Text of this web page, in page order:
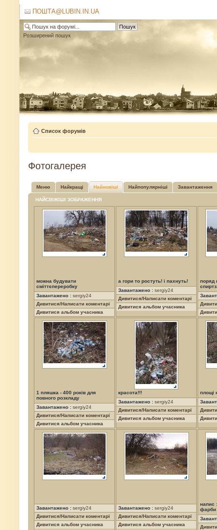
ПОШТА@LUBIN.IN.UA
Розширений пошук
Список форумів
Фотогалерея
Меню Найкращі Найновіші Найпопулярніші Завантаження
НАЙСВІЖІШІ ЗОБРАЖЕННЯ
можна будувати
сміттєпереробку
Завантажено : sergiy24
Дивитися/Написати коментарі
Дивитися альбом учасника
а гори то ростуть! і пахнуть!
Завантажено : sergiy24
Дивитися/Написати коментарі
Дивитися альбом учасника
поряд
1 пляшка - 400 років для
повного розкладу
Завантажено : sergiy24
Дивитися/Написати коментарі
Дивитися альбом учасника
красота!!!
Завантажено : sergiy24
Дивитися/Написати коментарі
Дивитися альбом учасника
площі
Завантажено : sergiy24
Дивитися/Написати коментарі
Дивитися альбом учасника
Завантажено : sergiy24
Дивитися/Написати коментарі
Дивитися альбом учасника
напис
фарби